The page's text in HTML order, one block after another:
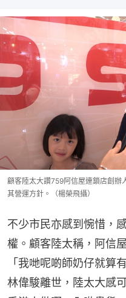
顧客陸太大讚759阿信屋連鎖店創辦
其營運方針。（楊榮飛攝）
不少市民亦感到惋惜，
權。顧客陸太稱，阿信
「我哋呢啲師奶仔就算
林偉駿離世，陸太大感